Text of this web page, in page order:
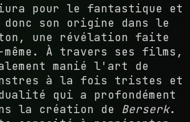
pour le fantastique et
son origine dans le
une révélation faite
À travers ses films,
manié l'art de
à la fois tristes et
qui a profondément
la création de Berserk.